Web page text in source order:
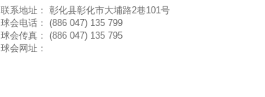
联系地址： 彰化县彰化市大埔路2巷101号
球会电话： (886 047) 135 799
球会传真： (886 047) 135 795
球会网址：